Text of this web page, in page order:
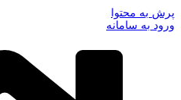
پرش به محتوا
ورود به سامانه